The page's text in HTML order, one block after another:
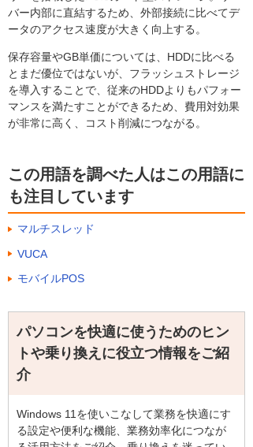
バー内部に直結するため、外部接続に比べてデ
ータのアクセス速度が大きく向上する。
保存容量やGB単価については、HDDに比べる
とまだ優位ではないが、フラッシュストレージ
を導入することで、従来のHDDよりもパフォー
マンスを満たすことができるため、費用対効果
が非常に高く、コスト削減につながる。
この用語を調べた人はこの用語に
も注目しています
マルチスレッド
VUCA
モバイルPOS
パソコンを快適に使うためのヒン
トや乗り換えに役立つ情報をご紹
介
Windows 11を使いこなして業務を快適にす
る設定や便利な機能、業務効率化につなが